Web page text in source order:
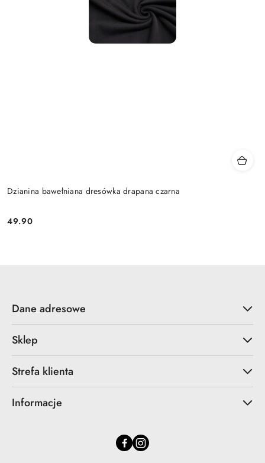
Dzianina bawełniana dresówka drapana czarna
Cena:
49.90
Dane adresowe
Sklep
Strefa klienta
Informacje